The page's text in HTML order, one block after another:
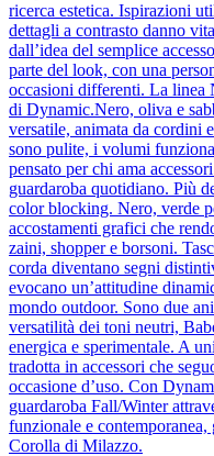
ricerca estetica. Ispirazioni
dettagli a contrasto danno
dall’idea del semplice
parte del look, con una
occasioni differenti. La linea
di Dynamic.Nero, oliva e
versatile, animata da cordini
sono pulite, i volumi
pensato per chi ama
guardaroba quotidiano. Più
color blocking. Nero, verde
accostamenti grafici che
zaini, shopper e borsoni.
corda diventano segni
evocano un’attitudine
mondo outdoor. Sono due
versatilità dei toni neutri,
energica e sperimentale. A
tradotta in accessori che
occasione d’uso. Con
guardaroba Fall/Winter
funzionale e
Corolla di Milazzo.